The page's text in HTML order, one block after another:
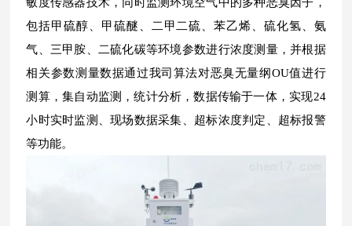
包括甲硫醇、甲硫醚、二甲二硫、苯乙烯、硫化氢、氨
气、三甲胺、二硫化碳等环境参数进行浓度测量，并根据
相关参数测量数据通过我司算法对恶臭无量纲OU值进行
测算，集自动监测，统计分析，数据传输于一体，实现24
小时实时监测、现场数据采集、超标浓度判定、超标报警
等功能。